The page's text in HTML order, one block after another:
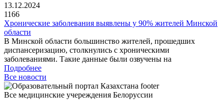
13.12.2024
1166
Хронические заболевания выявлены у 90% жителей Минской
области
В Минской области большинство жителей, прошедших
диспансеризацию, столкнулись с хроническими
заболеваниями. Такие данные были озвучены на
Подробнее
Все новости
Все медицинские учереждения Белоруссии